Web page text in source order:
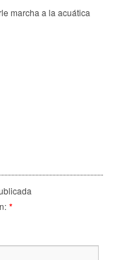
marcha a la acuática
*